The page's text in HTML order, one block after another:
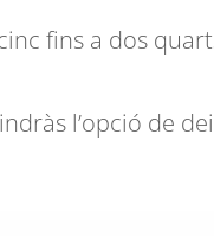
fins a dos
l’opció de